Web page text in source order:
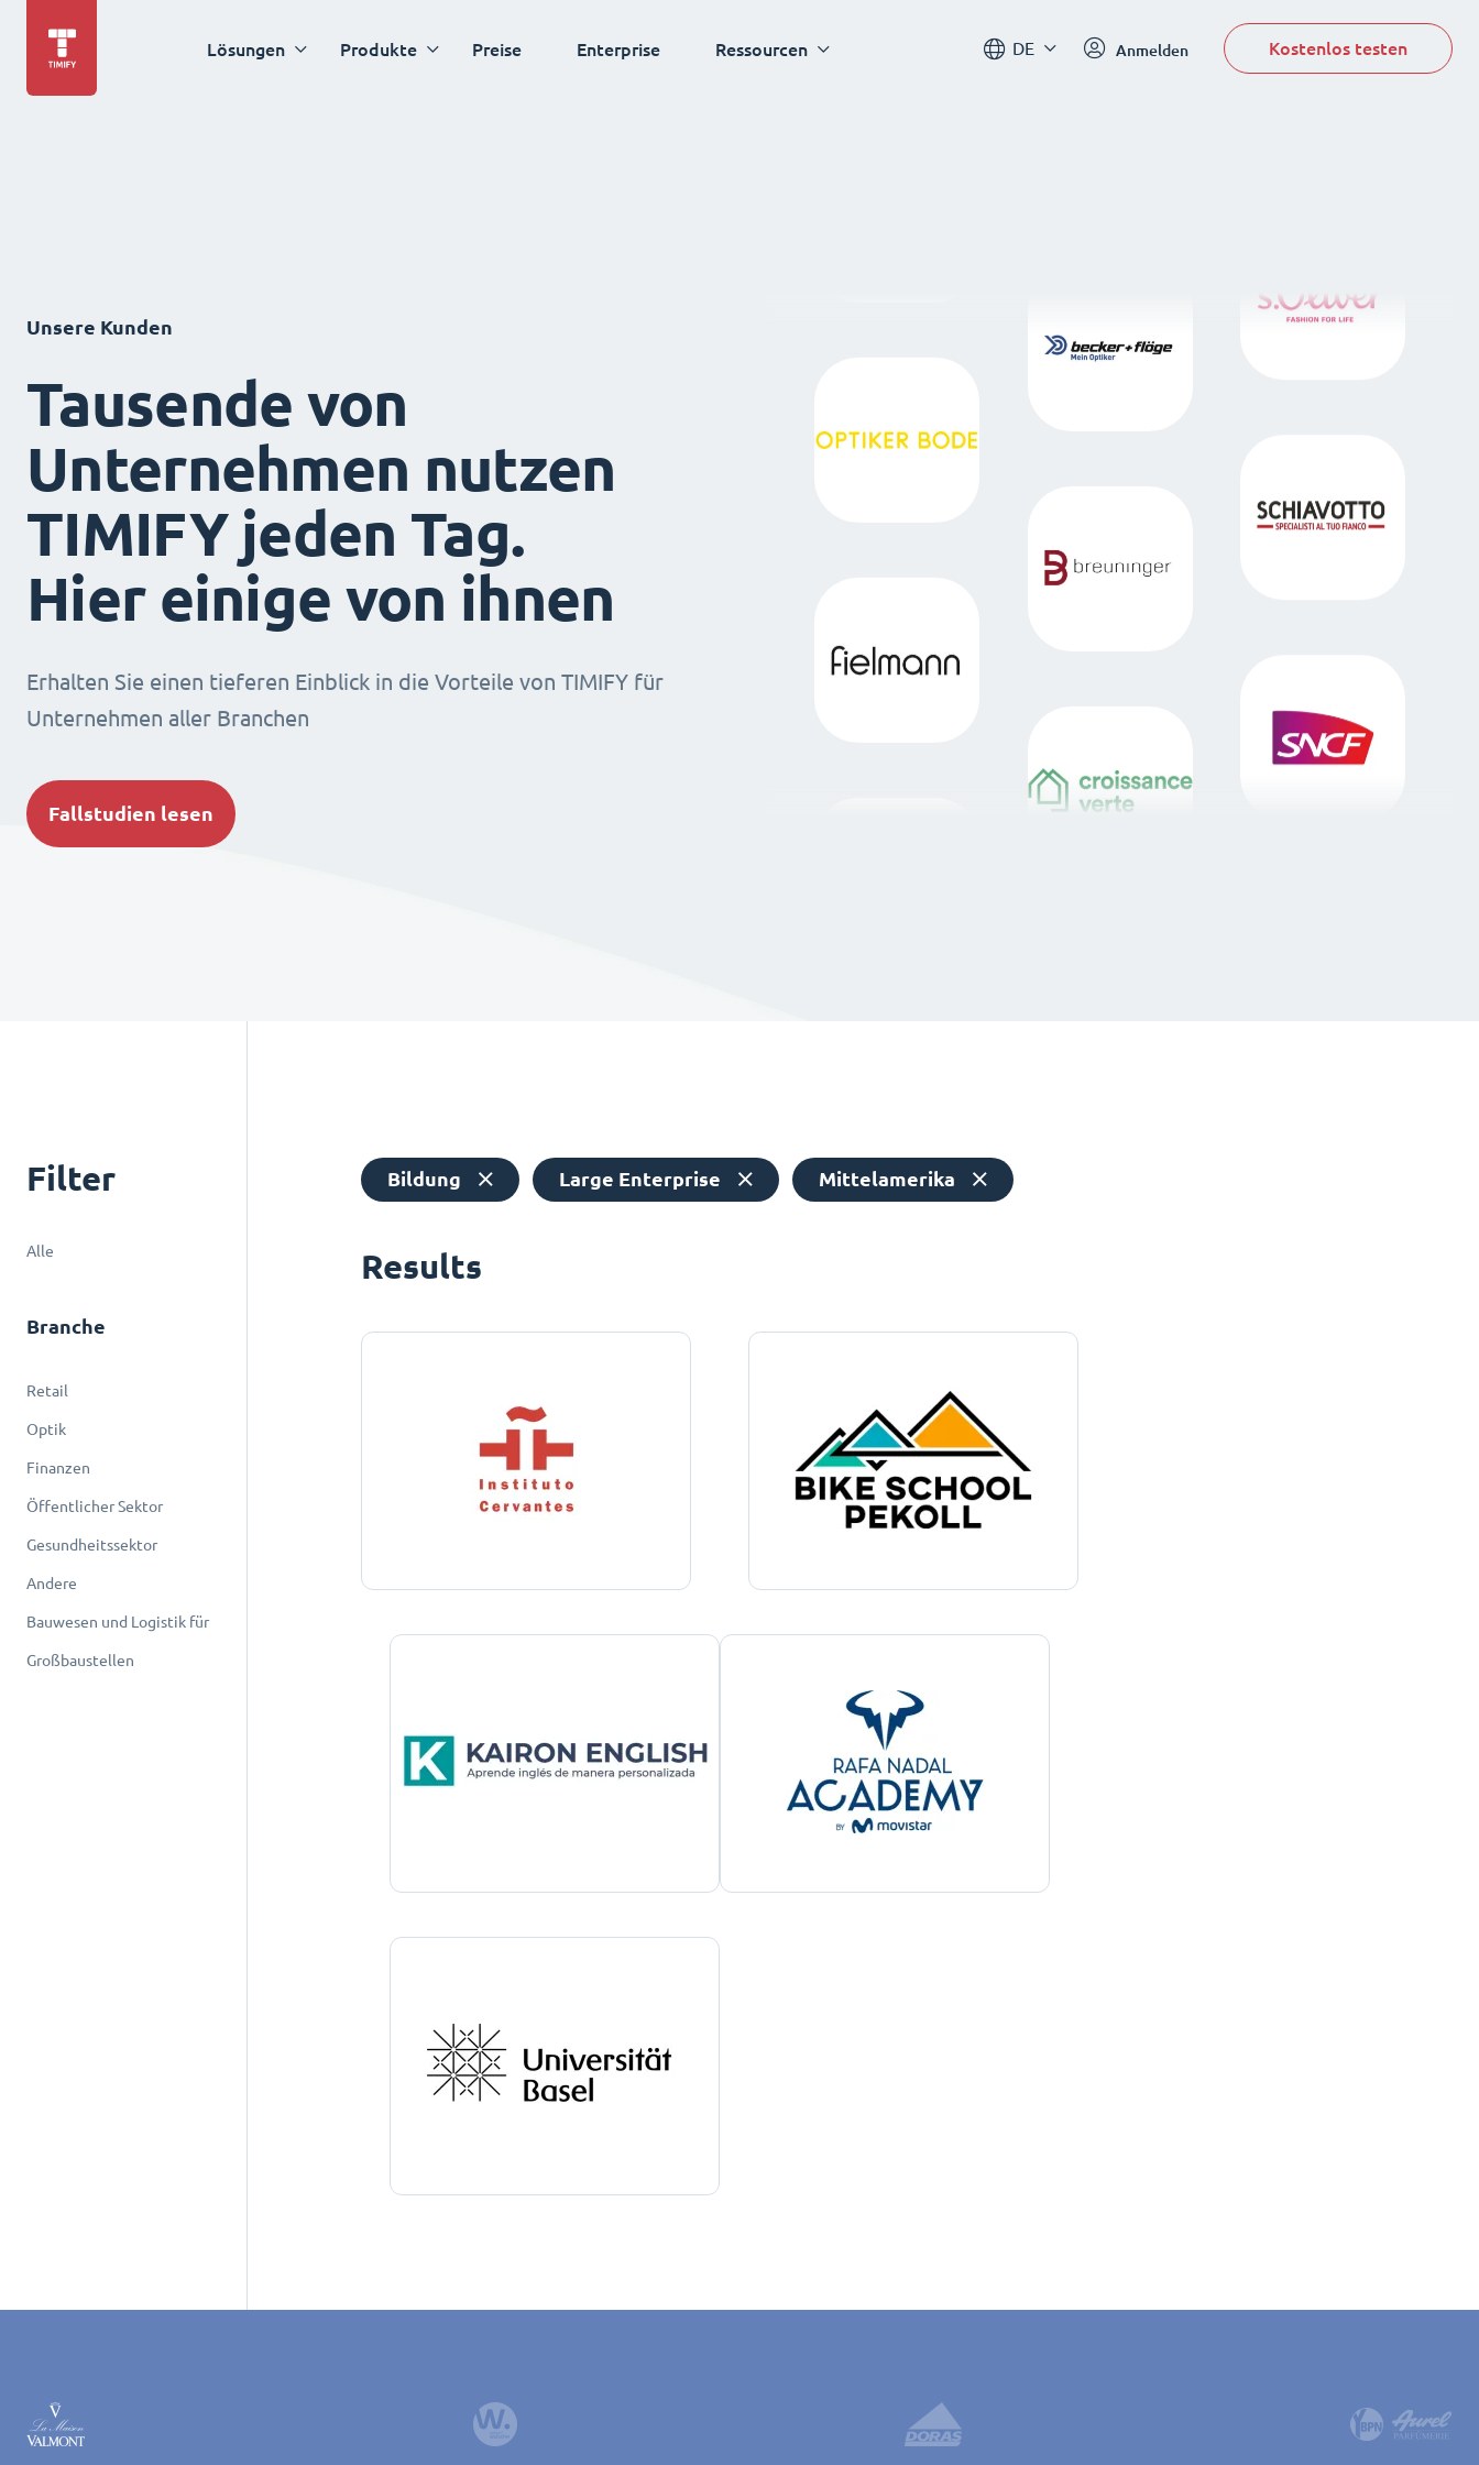
Lösungen Produkte Preise Enterprise Ressourcen DE Anmelden Kostenlos testen
Unsere Kunden
Tausende von
Unternehmen nutzen
TIMIFY jeden Tag.
Hier einige von ihnen
Erhalten Sie einen tieferen Einblick in die Vorteile von TIMIFY für
Unternehmen aller Branchen
Fallstudien lesen
Filter
Alle
Branche
Retail
Optik
Finanzen
Öffentlicher Sektor
Gesundheitssektor
Andere
Bauwesen und Logistik für
Großbaustellen
Bildung Large Enterprise Mittelamerika
Results